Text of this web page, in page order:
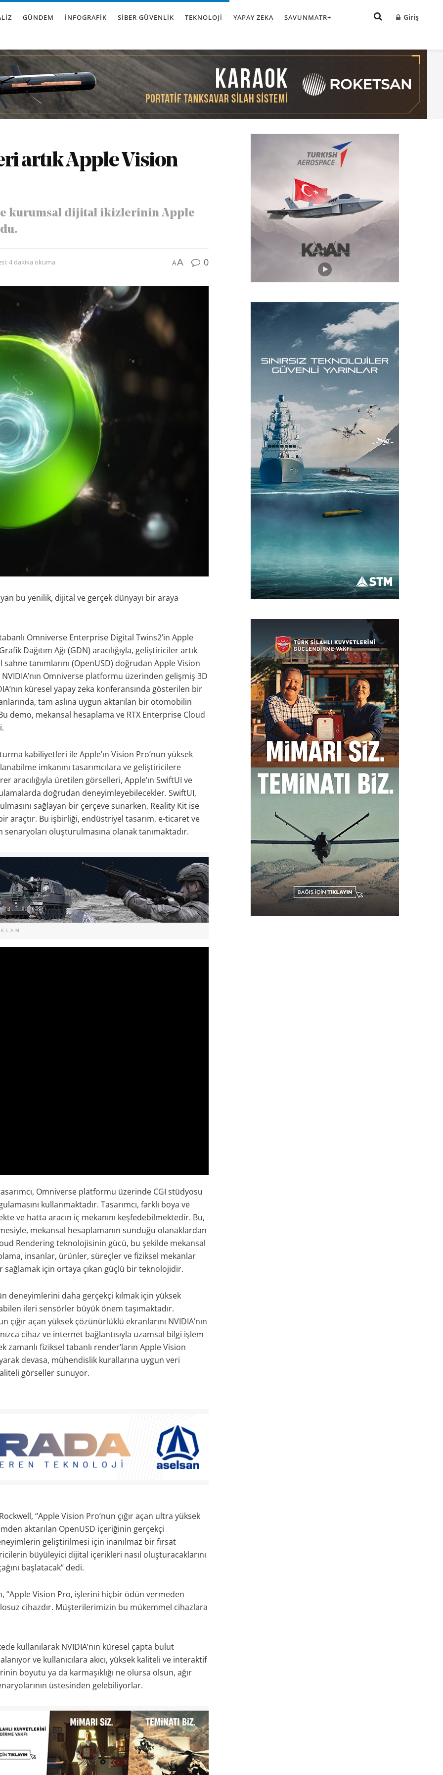
GÜNDEM İNFOGRAFIK SIBER GÜVENLIK TEKNOLOJI YAPAY ZEKA SAVUNMATR+ Giriş
artık Apple Vision
kurumsal dijital ikizlerinin Apple
4 dakika okuma AA 0
bu yenilik, dijital ve gerçek dünyayı bir araya
Omniverse Enterprise Digital Twins2’in Apple
Dağıtım Ağı (GDN) aracılığıyla, geliştiriciler artık
tanımlarını (OpenUSD) doğrudan Apple Vision
Omniverse platformu üzerinden gelişmiş 3D
küresel yapay zeka konferansında gösterilen bir
tam aslına uygun aktarılan bir otomobilin
mekansal hesaplama ve RTX Enterprise Cloud
kabiliyetleri ile Apple’ın Vision Pro’nun yüksek
imkanını tasarımcılara ve geliştiricilere
aracılığıyla üretilen görselleri, Apple’ın SwiftUI ve
doğrudan deneyimleyebilecekler. SwiftUI,
sağlayan bir çerçeve sunarken, Reality Kit ise
araçtır. Bu işbirliği, endüstriyel tasarım, e-ticaret ve
oluşturulmasına olanak tanımaktadır.
Omniverse platformu üzerinde CGI stüdyosu
kullanmaktadır. Tasarımcı, farklı boya ve
ve hatta aracın iç mekanını keşfedebilmektedir. Bu,
mekansal hesaplamanın sunduğu olanaklardan
Rendering teknolojisinin gücü, bu şekilde mekansal
insanlar, ürünler, süreçler ve fiziksel mekanlar
sağlamak için ortaya çıkan güçlü bir teknolojidir.
deneyimlerini daha gerçekçi kılmak için yüksek
ileri sensörler büyük önem taşımaktadır.
çığır açan yüksek çözünürlüklü ekranlarını NVIDIA’nın
cihaz ve internet bağlantısıyla uzamsal bilgi işlem
fiziksel tabanlı render’ların Apple Vision
devasa, mühendislik kurallarına uygun veri
görseller sunuyor.
“Apple Vision Pro’nun çığır açan ultra yüksek
aktarılan OpenUSD içeriğinin gerçekçi
geliştirilmesi için inanılmaz bir fırsat
büyüleyici dijital içerikleri nasıl oluşturacaklarını
başlatacak” dedi.
“Apple Vision Pro, işlerini hiçbir ödün vermeden
cihazdır. Müşterilerimizin bu mükemmel cihazlara
kullanılarak NVIDIA’nın küresel çapta bulut
ve kullanıcılara akıcı, yüksek kaliteli ve interaktif
boyutu ya da karmaşıklığı ne olursa olsun, ağır
üstesinden gelebiliyorlar.